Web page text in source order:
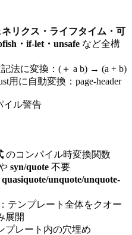
ネリクス・ライフタイム・可
・if-let・unsafe など全構
法に変換：(＋ a b) → (a + b)
用に自動変換：page-header
イル警告
のコンパイル時変換関数
syn/quote 不要
quasiquote/unquote/unquote-
：テンプレート全体をクオー
展開
プレート内の穴埋め